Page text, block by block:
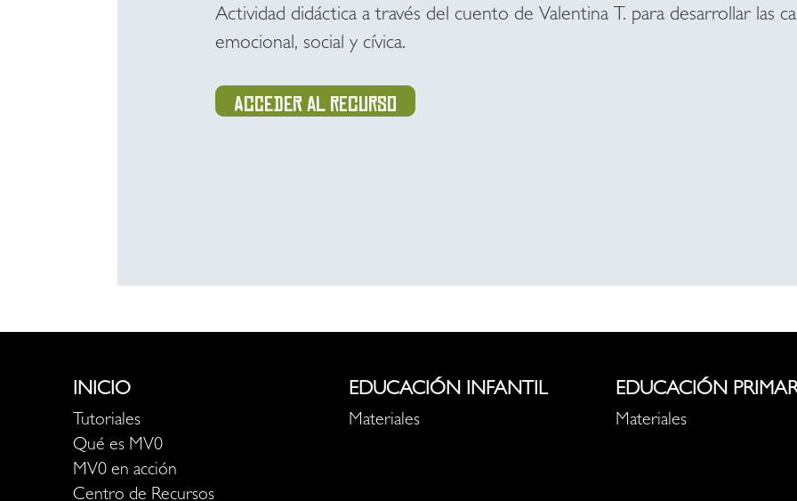
Actividad didáctica a través del cuento de Valentina T. para desarrollar las
emocional, social y cívica.
Acceder al recurso
INICIO
Tutoriales
Qué es MV0
MV0 en acción
Centro de Recursos
EDUCACIÓN INFANTIL
Materiales
EDUCACIÓN
Materiales